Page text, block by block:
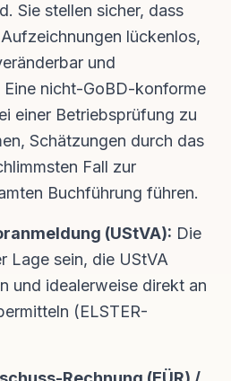
Sie stellen sicher, dass
lückenlos,
und
Eine nicht-GoBD-konforme
einer Betriebsprüfung zu
Schätzungen durch das
Fall zur
Buchführung führen.
(UStVA): Die
Lage sein, die UStVA
und idealerweise direkt an
(ELSTER-